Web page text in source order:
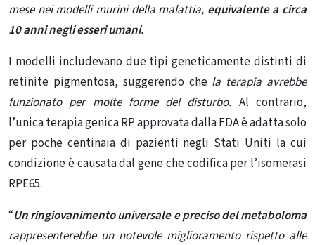
mese nei modelli murini della malattia, equivalente a circa
10 anni negli esseri umani.
I modelli includevano due tipi geneticamente distinti di
retinite pigmentosa, suggerendo chela terapia avrebbe
funzionato per molte forme del disturbo. Al contrario,
l’unica terapia genica RP approvata dalla FDA è adatta solo
per poche centinaia di pazienti negli Stati Uniti la cui
condizione è causata dal gene che codifica per l’isomerasi
RPE65.
“Un ringiovanimento universale e preciso del metaboloma
rappresenterebbe un notevole miglioramento rispetto alle